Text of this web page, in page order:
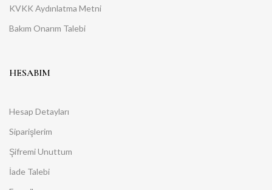
KVKK Aydınlatma Metni
Bakım Onarım Talebi
HESABIM
Hesap Detayları
Siparişlerim
Şifremi Unuttum
İade Talebi